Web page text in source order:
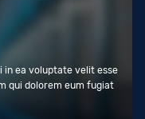
in ea voluptate velit esse
qui dolorem eum fugiat